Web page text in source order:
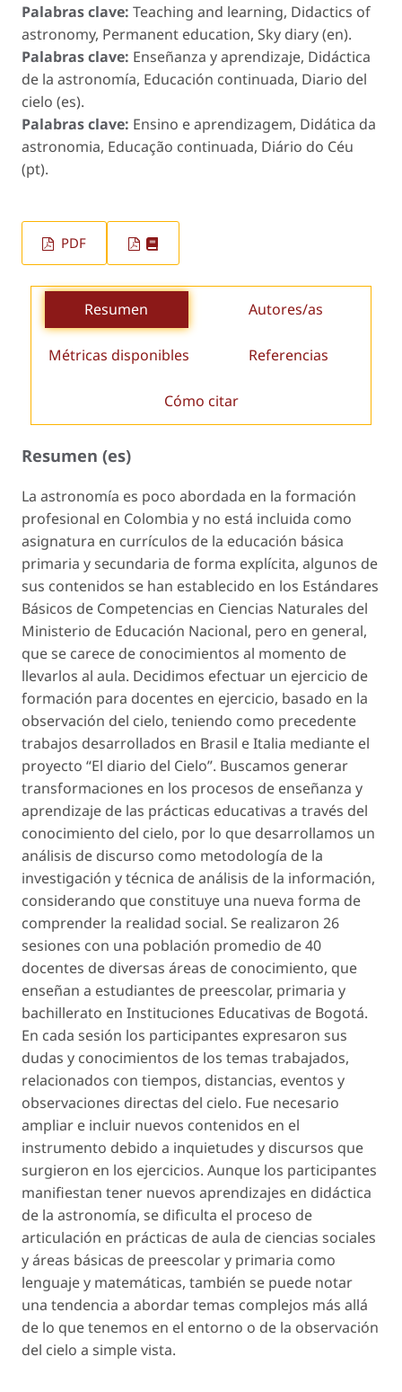
Palabras clave: Teaching and learning, Didactics of
astronomy, Permanent education, Sky diary (en).
Palabras clave: Enseñanza y aprendizaje, Didáctica
de la astronomía, Educación continuada, Diario del
cielo (es).
Palabras clave: Ensino e aprendizagem, Didática da
astronomia, Educação continuada, Diário do Céu
(pt).
PDF
Resumen Autores/as
Métricas disponibles Referencias
Cómo citar
Resumen (es)
La astronomía es poco abordada en la formación
profesional en Colombia y no está incluida como
asignatura en currículos de la educación básica
primaria y secundaria de forma explícita, algunos de
sus contenidos se han establecido en los Estándares
Básicos de Competencias en Ciencias Naturales del
Ministerio de Educación Nacional, pero en general,
que se carece de conocimientos al momento de
llevarlos al aula. Decidimos efectuar un ejercicio de
formación para docentes en ejercicio, basado en la
observación del cielo, teniendo como precedente
trabajos desarrollados en Brasil e Italia mediante el
proyecto “El diario del Cielo”. Buscamos generar
transformaciones en los procesos de enseñanza y
aprendizaje de las prácticas educativas a través del
conocimiento del cielo, por lo que desarrollamos un
análisis de discurso como metodología de la
investigación y técnica de análisis de la información,
considerando que constituye una nueva forma de
comprender la realidad social. Se realizaron 26
sesiones con una población promedio de 40
docentes de diversas áreas de conocimiento, que
enseñan a estudiantes de preescolar, primaria y
bachillerato en Instituciones Educativas de Bogotá.
En cada sesión los participantes expresaron sus
dudas y conocimientos de los temas trabajados,
relacionados con tiempos, distancias, eventos y
observaciones directas del cielo. Fue necesario
ampliar e incluir nuevos contenidos en el
instrumento debido a inquietudes y discursos que
surgieron en los ejercicios. Aunque los participantes
manifiestan tener nuevos aprendizajes en didáctica
de la astronomía, se dificulta el proceso de
articulación en prácticas de aula de ciencias sociales
y áreas básicas de preescolar y primaria como
lenguaje y matemáticas, también se puede notar
una tendencia a abordar temas complejos más allá
de lo que tenemos en el entorno o de la observación
del cielo a simple vista.